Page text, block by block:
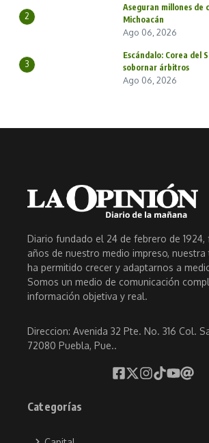
2
Aseguran millones de
Michoacán
Ago 06, 2026
3
Escándalo: Corea del
sobornar árbitros
Ago 06, 2026
Diario fundado el 24 de febrero de 1924,
años de nuestro medio impreso,
ha permitido crecer y adaptarnos a
Somos un medio de comunicación
información objetiva y real.
Direccion: Avenida 32 Pte. No. 316 Col.
72080 Puebla, Pue..
Categorías